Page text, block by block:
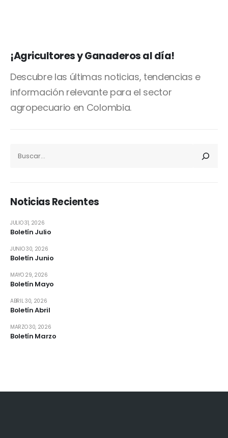
¡Agricultores y Ganaderos al día!
Descubre las últimas noticias, tendencias e
información relevante para el sector
agropecuario en Colombia.
Noticias Recientes
Boletín Julio
JULIO 31, 2026
Boletín Junio
JUNIO 30, 2026
Boletín Mayo
MAYO 29, 2026
Boletín Abril
ABRIL 30, 2026
Boletín Marzo
MARZO 30, 2026